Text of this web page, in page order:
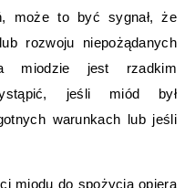
może to być sygnał, że
rozwoju niepożądanych
miodzie jest rzadkim
jeśli miód był
warunkach lub jeśli
miodu do spożycia opiera